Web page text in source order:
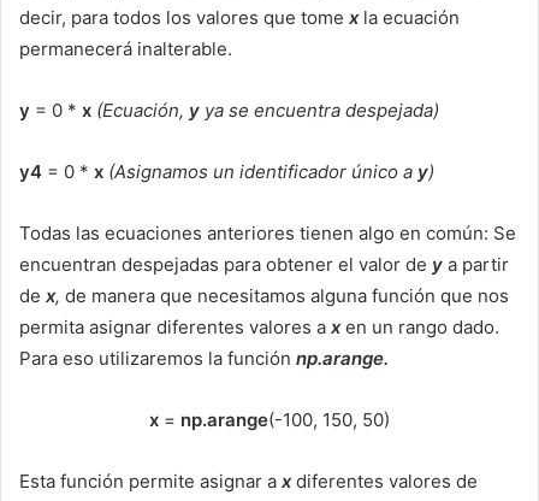
decir, para todos los valores que tome x la ecuación
permanecerá inalterable.
y = 0 * x (Ecuación, y ya se encuentra despejada)
y4 = 0 * x (Asignamos un identificador único a y)
Todas las ecuaciones anteriores tienen algo en común: Se
encuentran despejadas para obtener el valor de y a partir
de x, de manera que necesitamos alguna función que nos
permita asignar diferentes valores a xen un rango dado.
Para eso utilizaremos la función np.arange.
x = np.arange(-100, 150, 50)
Esta función permite asignar a xdiferentes valores de